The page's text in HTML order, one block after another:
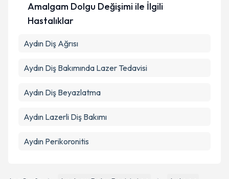
Amalgam Dolgu Değişimi ile İlgili
Hastalıklar
Aydın Diş Ağrısı
Aydın Diş Bakımında Lazer Tedavisi
Aydın Diş Beyazlatma
Aydın Lazerli Diş Bakımı
Aydın Perikoronitis